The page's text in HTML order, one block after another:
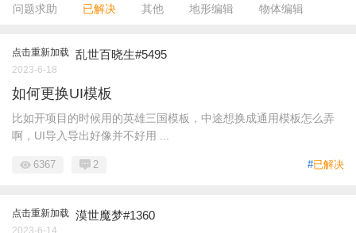
问题求助 已解决 其他 地形编辑 物体编辑
其他/问题求助
点击重新加载 乱世百晓生#5495
2023-6-18
如何更换UI模板
比如开项目的时候用的英雄三国模板，中途想换成通用模板怎么弄
啊，UI导入导出好像并不好用 ...
#已解决
6367 2
点击重新加载 漠世魔梦#1360
2023-6-14